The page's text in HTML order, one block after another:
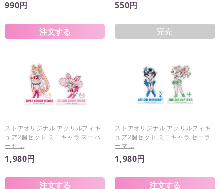
990円 550円
完売
ストアオリジナル アクリルフィギ
ュア2個セット ミニキャラ スーパ
ーセ …
1,980円
ストアオリジナル アクリルフィギ
ュア2個セット ミニキャラ セーラ
ーマ …
1,980円